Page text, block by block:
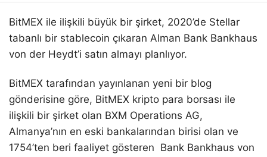
BitMEX ile ilişkili büyük bir şirket, 2020’de Stellar
tabanlı bir stablecoin çıkaran Alman Bank Bankhaus
von der Heydt’i satın almayı planlıyor.
BitMEX tarafından yayınlanan yeni bir blog
gönderisine göre, BitMEX kripto para borsası ile
ilişkili bir şirket olan BXM Operations AG,
Almanya’nın en eski bankalarından birisi olan ve
1754’ten beri faaliyet gösteren Bank Bankhaus von